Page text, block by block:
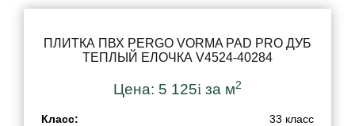
ПЛИТКА ПВХ PERGO VORMA PAD PRO ДУБ
ТЕПЛЫЙ ЕЛОЧКА V4524-40284
Цена: 5 125i за м2
Класс:
33 класс